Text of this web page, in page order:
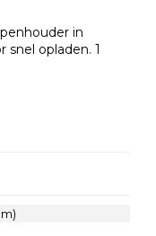
in
snel opladen. 1